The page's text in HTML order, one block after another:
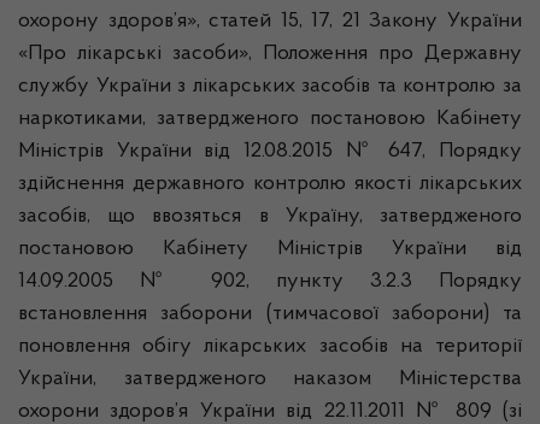
охорону здоров’я», статей 15, 17, 21 Закону України
«Про лікарські засоби», Положення про Державну
службу України з лікарських засобів та контролю за
наркотиками, затвердженого постановою Кабінету
Міністрів України від 12.08.2015 № 647, Порядку
здійснення державного контролю якості лікарських
засобів, що ввозяться в Україну, затвердженого
постановою Кабінету Міністрів України від
14.09.2005 № 902, пункту 3.2.3 Порядку
встановлення заборони (тимчасової заборони) та
поновлення обігу лікарських засобів на території
України, затвердженого наказом Міністерства
охорони здоров’я України від 22.11.2011 № 809 (зі